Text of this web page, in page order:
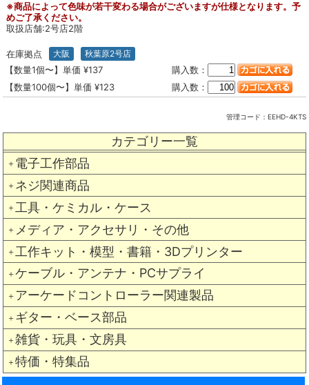
カテゴリー一覧
＋ 電子工作部品
＋ ネジ関連商品
＋ 工具・ケミカル・ケース
＋ メディア・アクセサリ・その他
＋ 工作キット・模型・書籍・3Dプリンター
＋ ケーブル・アンテナ・PCサプライ
＋ アーケードコントローラー関連製品
＋ ギター・ベース部品
＋ 雑貨・玩具・文房具
＋ 特価・特集品
※商品によって色味が若干変わる場合がございますが仕様となります。予
めご了承ください。
取扱店舗:2号店2階
在庫拠点 大阪 秋葉原2号店
【数量1個〜】単価 ¥137
購入数：
【数量100個〜】単価 ¥123
購入数：
管理コード： EEHD-4KTS